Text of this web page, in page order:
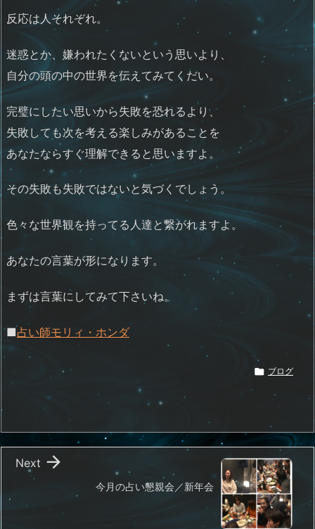
反応は人それぞれ。
迷惑とか、嫌われたくないという思いより、
自分の頭の中の世界を伝えてみてくだい。
完璧にしたい思いから失敗を恐れるより、
失敗しても次を考える楽しみがあることを
あなたならすぐ理解できると思いますよ。
その失敗も失敗ではないと気づくでしょう。
色々な世界観を持ってる人達と繋がれますよ。
あなたの言葉が形になります。
まずは言葉にしてみて下さいね。
■占い師モリィ・ホンダ
 ブログ
今月の占い懇親会／新年会

Next